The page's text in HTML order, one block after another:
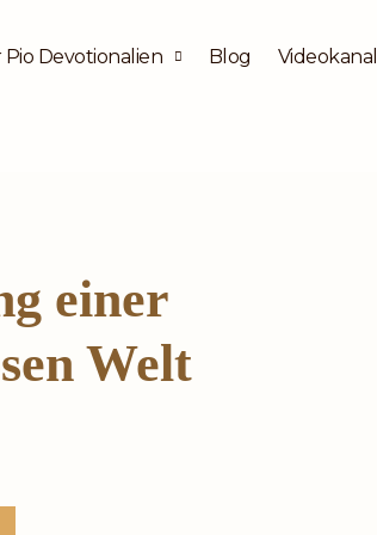
Pio Devotionalien Blog Videokanal
einer
Welt